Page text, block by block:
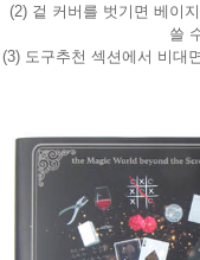
(2) 겉 커버를 벗기면 베이
쓸
(3) 도구추천 섹션에서 비대